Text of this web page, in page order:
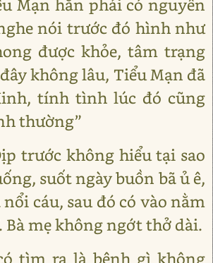
Mạn hẳn phải có nguyên
nói trước đó hình như
được khỏe, tâm trạng
không lâu, Tiểu Mạn đã
tính tình lúc đó cũng
thường”
trước không hiểu tại sao
suốt ngày buồn bã ủ ê,
cáu, sau đó có vào nằm
Bà mẹ không ngớt thở dài.
tìm ra là bệnh gì không